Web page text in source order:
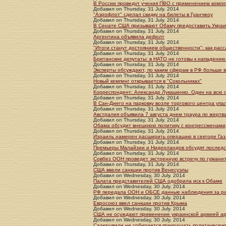
В России проведут учения ПВО с применением
Добавил on Thursday, 31 July. 2014
"Аэрофлот" сделал скидку на билеты в Гуанчжоу
Добавил on Thursday, 31 July. 2014
В Сенате США призывают Обаму предоставить
Добавил on Thursday, 31 July. 2014
Аргентина объявила дефолт
Добавил on Thursday, 31 July. 2014
"Итоги станут достоянием общественности": как
Добавил on Thursday, 31 July. 2014
Британские депутаты: в НАТО не готовы к
Добавил on Thursday, 31 July. 2014
Эксперты обсуждают, по каким сферам в РФ больше
Добавил on Thursday, 31 July. 2014
Новый кемпинг открывается в "Сокольниках"
Добавил on Thursday, 31 July. 2014
Корреспондент: Александр Лукашенко. Один на всю
Добавил on Thursday, 31 July. 2014
В Сан-Диего на парковку возле торгового центра
Добавил on Thursday, 31 July. 2014
​Австралия объявила 7 августа днем траура по
Добавил on Thursday, 31 July. 2014
Обама обсудит внешнюю политику с конгрессменами
Добавил on Thursday, 31 July. 2014
Израиль намерен расширить операцию в секторе
Добавил on Thursday, 31 July. 2014
Премьеры Малайзии и Нидерландов обсудят
Добавил on Thursday, 31 July. 2014
Совбез ООН проведет экстренную встречу по
Добавил on Thursday, 31 July. 2014
США ввели санкции против Венесуэлы
Добавил on Wednesday, 30 July. 2014
Палата представителей США одобрила иск к Обаме
Добавил on Wednesday, 30 July. 2014
РФ передала ООН и ОБСЕ данные наблюдения за
Добавил on Wednesday, 30 July. 2014
Евросоюз ввел санкции против Крыма
Добавил on Wednesday, 30 July. 2014
США не осуждают применение украинской армией
Добавил on Wednesday, 30 July. 2014